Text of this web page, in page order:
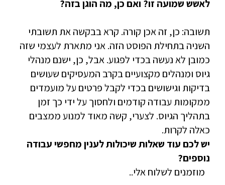
לאשש שמועה זו? ואם כן, מה הוגן בזה?
תשובה: כן, זה אכן קורה. קרא בבקשה את תשובתי
השניה בתחילת הפוסט הזה. אני מתארת לעצמי שזה
כמובן לא נעשה בכדי לפגוע. אבל, כן, ישנם מנהלי
גיוס ומנהלים מקצועיים בקרב המעסיקים שעושים
בדיקות וגישושים בכדי לקבל פרטים על מועמדים
ממקומות עבודה קודמים ולחסוך על ידי כך זמן
בתהליך הגיוס. לצערי, קשה מאוד למנוע ממצבים
כאלה לקרות.
יש לכם עוד שאלות שיכולות לענין מחפשי עבודה
נוספים?
מוזמנים לשלוח אלי..